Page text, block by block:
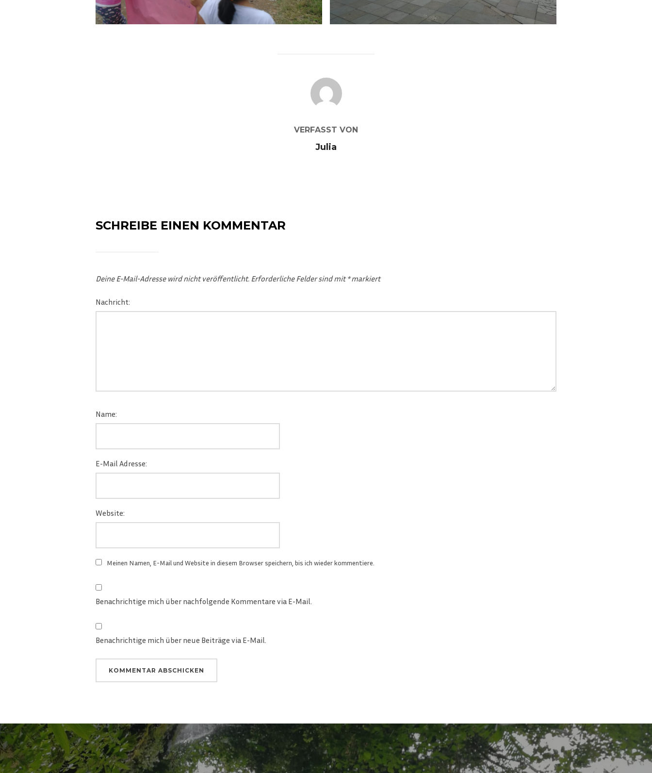
BEITRAGSAUTOR
VERFASST VON
Julia
SCHREIBE EINEN KOMMENTAR
Deine E-Mail-Adresse wird nicht veröffentlicht. Erforderliche Felder sind mit*markiert
Nachricht:
Name:
E-Mail Adresse:
Website:
Meinen Namen, E-Mail und Website in diesem Browser speichern, bis ich wieder kommentiere.
Benachrichtige mich über nachfolgende Kommentare via E-Mail.
Benachrichtige mich über neue Beiträge via E-Mail.
Beitragsnavigation